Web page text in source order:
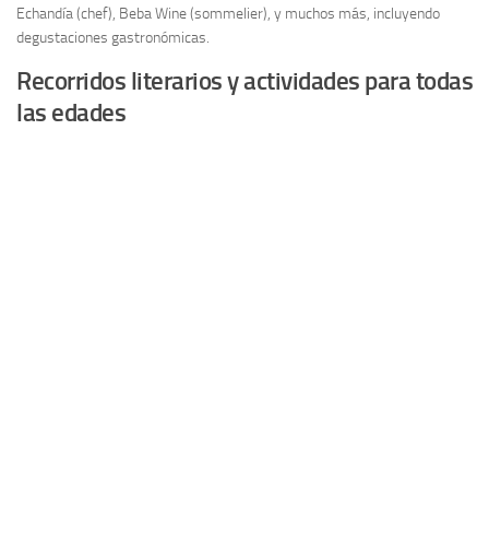
Echandía (chef), Beba Wine (sommelier), y muchos más, incluyendo
degustaciones gastronómicas.
Recorridos literarios y actividades para todas
las edades